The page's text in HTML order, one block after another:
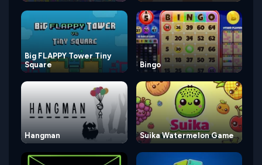
Big FLAPPY Tower Tiny
Square
Bingo
Hangman Suika Watermelon Game